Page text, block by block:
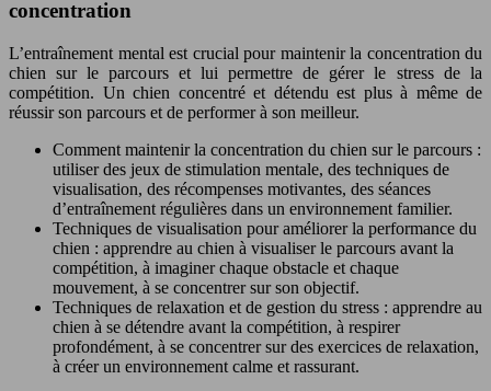
concentration
L’entraînement mental est crucial pour maintenir la concentration du
chien sur le parcours et lui permettre de gérer le stress de la
compétition. Un chien concentré et détendu est plus à même de
réussir son parcours et de performer à son meilleur.
Comment maintenir la concentration du chien sur le parcours :
utiliser des jeux de stimulation mentale, des techniques de
visualisation, des récompenses motivantes, des séances
d’entraînement régulières dans un environnement familier.
Techniques de visualisation pour améliorer la performance du
chien : apprendre au chien à visualiser le parcours avant la
compétition, à imaginer chaque obstacle et chaque
mouvement, à se concentrer sur son objectif.
Techniques de relaxation et de gestion du stress : apprendre au
chien à se détendre avant la compétition, à respirer
profondément, à se concentrer sur des exercices de relaxation,
à créer un environnement calme et rassurant.